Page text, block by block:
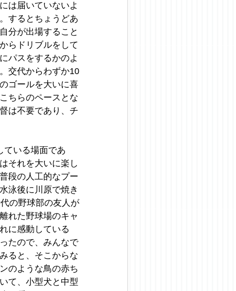
は届いていないよ
するとちょうどあ
分が出場すること
らドリブルをして
パスをするかのよ
交代からわずか10
ゴールを大いに喜
ちらのペースとな
は不要であり、チ
ている場面であ
それを大いに楽し
段の人工的なプー
泳後に川原で焼き
の野球部の友人が
れた野球場のキャ
に感動している
たので、みんなで
ると、そこからな
のような鳥の赤ち
て、小型犬と中型